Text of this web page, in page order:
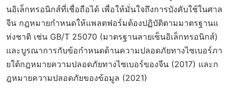
นอิเล็กทรอนิกส์ที่เชื่อถือได้ เพื่อให้มั่นใจถึงการบังคับใช้ในศาล
จีน กฎหมายกำหนดให้แพลตฟอร์มต้องปฏิบัติตามมาตรฐานแ
ห่งชาติ เช่น GB/T 25070 (มาตรฐานลายเซ็นอิเล็กทรอนิกส์)
และบูรณาการกับข้อกำหนดด้านความปลอดภัยทางไซเบอร์ภา
ยใต้กฎหมายความปลอดภัยทางไซเบอร์ของจีน (2017) และก
ฎหมายความปลอดภัยของข้อมูล (2021)